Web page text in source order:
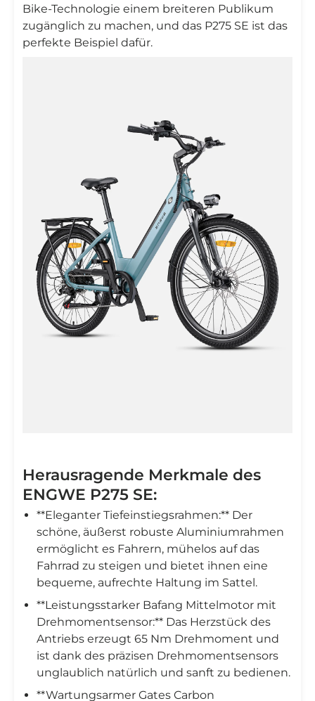
Bike-Technologie einem breiteren Publikum
zugänglich zu machen, und das P275 SE ist das
perfekte Beispiel dafür.
Herausragende Merkmale des
ENGWE P275 SE:
**Eleganter Tiefeinstiegsrahmen:** Der
schöne, äußerst robuste Aluminiumrahmen
ermöglicht es Fahrern, mühelos auf das
Fahrrad zu steigen und bietet ihnen eine
bequeme, aufrechte Haltung im Sattel.
**Leistungsstarker Bafang Mittelmotor mit
Drehmomentsensor:** Das Herzstück des
Antriebs erzeugt 65 Nm Drehmoment und
ist dank des präzisen Drehmomentsensors
unglaublich natürlich und sanft zu bedienen.
**Wartungsarmer Gates Carbon